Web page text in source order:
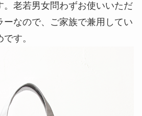
。老若男女問わずお使いいただ
ーなので、ご家族で兼用してい
す。